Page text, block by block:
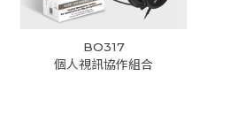
BO317
個人視訊協作組合